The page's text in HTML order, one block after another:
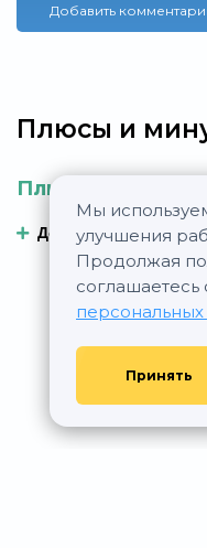
Мы
улучшения
Продолжая
соглашаетесь
Принять
Добавить
Плюсы и
Плюсы
Добавить плюс